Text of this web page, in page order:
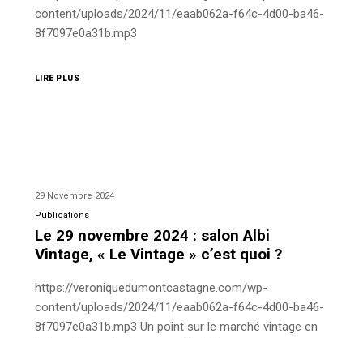
content/uploads/2024/11/eaab062a-f64c-4d00-ba46-
8f7097e0a31b.mp3
LIRE PLUS
29 Novembre 2024
Publications
Le 29 novembre 2024 : salon Albi
Vintage, « Le Vintage » c’est quoi ?
https://veroniquedumontcastagne.com/wp-
content/uploads/2024/11/eaab062a-f64c-4d00-ba46-
8f7097e0a31b.mp3 Un point sur le marché vintage en